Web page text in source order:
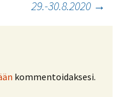
29.-30.8.2020 →
kommentoidaksesi.